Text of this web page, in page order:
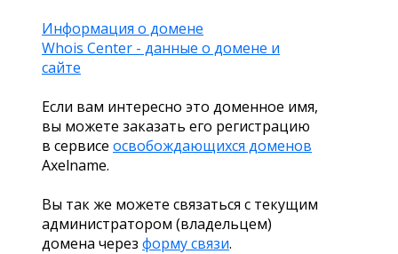
Информация о домене
Whois Center - данные о домене и
сайте
Если вам интересно это доменное имя,
вы можете заказать его регистрацию
в сервисе освобождающихся доменов
Axelname.
Вы так же можете связаться с текущим
администратором (владельцем)
домена через форму связи.